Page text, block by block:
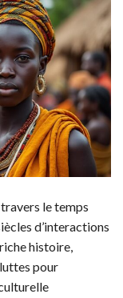
travers le temps
d’interactions
histoire,
pour